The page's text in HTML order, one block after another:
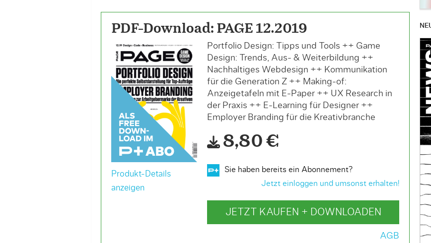
PDF-Download: PAGE 12.2019
Produkt-Details
anzeigen
Portfolio Design: Tipps und Tools ++ Game
Design: Trends, Aus- & Weiterbildung ++
Nachhaltiges Webdesign ++ Kommunikation
für die Generation Z ++ Making-of:
Anzeigetafeln mit E-Paper ++ UX Research in
der Praxis ++ E-Learning für Designer ++
Employer Branding für die Kreativbranche
8,80 €
Sie haben bereits ein Abonnement?
Jetzt einloggen und umsonst erhalten!
JETZT KAUFEN + DOWNLOADEN
AGB